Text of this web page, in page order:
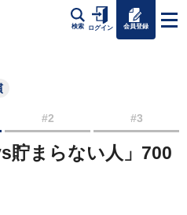
検索 ログイン 会員登録
#2 #3
貯まらない人」700